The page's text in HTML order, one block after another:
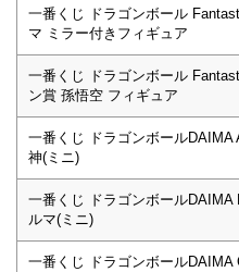
一番くじ ドラゴンボール
マ ミラー付きフィギュア
一番くじ ドラゴンボール
ン賞 孫悟空 フィギュア
一番くじ ドラゴンボールDAIMA
神(ミニ)
一番くじ ドラゴンボールDAIMA
ルマ(ミニ)
一番くじ ドラゴンボールDAIMA